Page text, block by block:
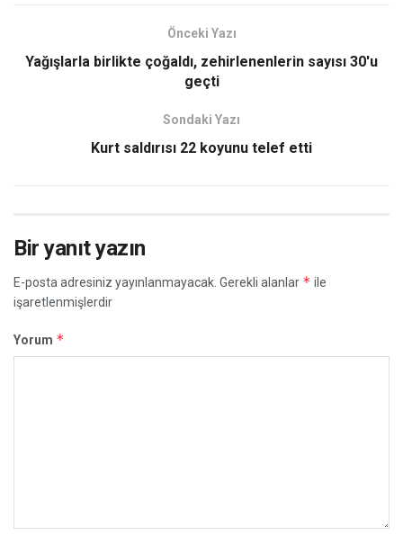
Önceki Yazı
Yağışlarla birlikte çoğaldı, zehirlenenlerin sayısı 30'u
geçti
Sondaki Yazı
Kurt saldırısı 22 koyunu telef etti
Bir yanıt yazın
E-posta adresiniz yayınlanmayacak. Gerekli alanlar * ile
işaretlenmişlerdir
Yorum *